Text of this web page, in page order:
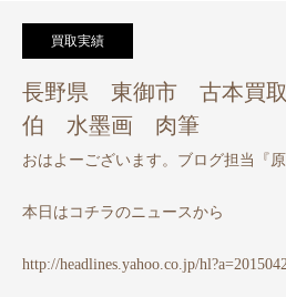
買取実績
長野県 東御市 古本買
伯 水墨画 肉筆
おはよーございます。ブログ担当『原
本日はコチラのニュースから
http://headlines.yahoo.co.jp/